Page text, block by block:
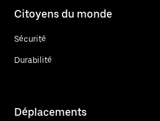
Citoyens du monde
Sécurité
Durabilité
Déplacements